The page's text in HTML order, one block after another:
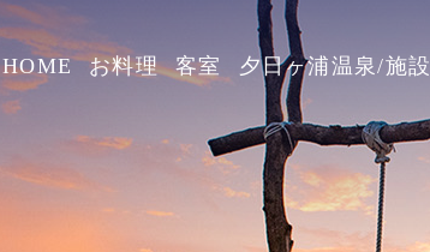
HOME お料理 客室 夕日ヶ浦温泉/施設